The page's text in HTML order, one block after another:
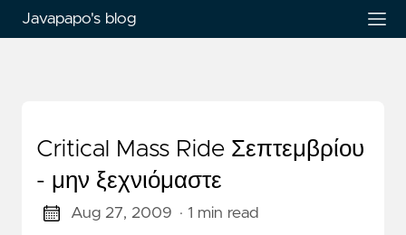
Javapapo's blog
Critical Mass Ride Σεπτεμβρίου
- μην ξεχνιόμαστε
Aug 27, 2009 · 1 min read